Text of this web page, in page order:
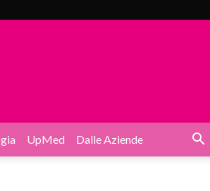
UpMed Dalle Aziende